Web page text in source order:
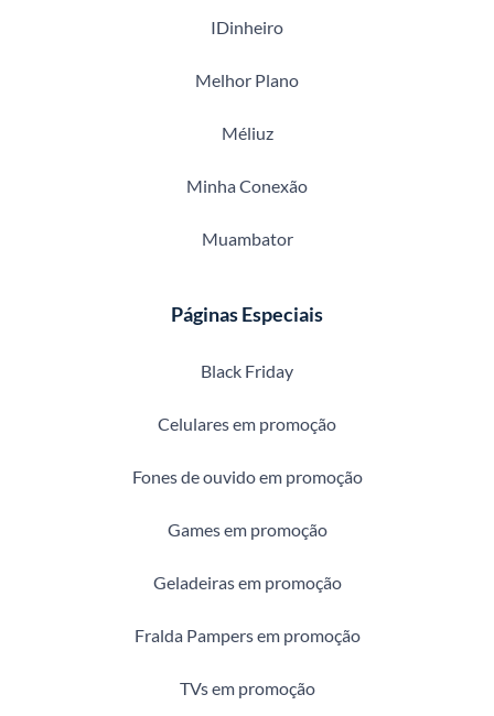
IDinheiro
Melhor Plano
Méliuz
Minha Conexão
Muambator
Páginas Especiais
Black Friday
Celulares em promoção
Fones de ouvido em promoção
Games em promoção
Geladeiras em promoção
Fralda Pampers em promoção
TVs em promoção